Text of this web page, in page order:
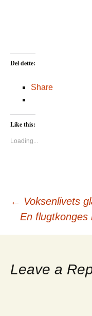
Del dette:
Share
Like this:
Loading...
Post
← Voksenlivets
En flugtkonges
Leave a